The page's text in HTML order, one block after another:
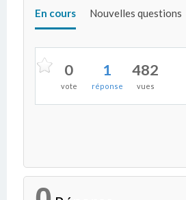
En cours Nouvelles questions
0
vote
1
réponse
482
vues